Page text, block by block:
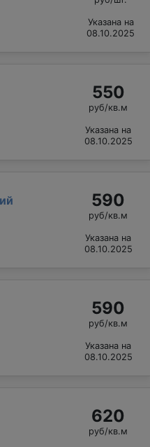
Указана на
08.10.2025
550
руб/кв.м
Указана на
08.10.2025
590
руб/кв.м
Указана на
08.10.2025
590
руб/кв.м
Указана на
08.10.2025
620
руб/кв.м